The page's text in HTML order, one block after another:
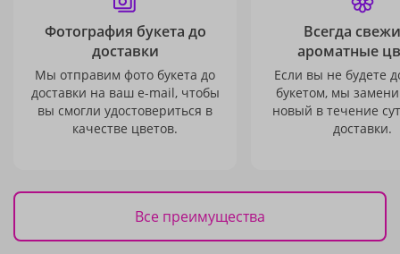
Фотография букета до
доставки
Мы отправим фото букета до
доставки на ваш e-mail, чтобы
вы смогли удостовериться в
качестве цветов.
Всегда
ароматные
Если вы не будете
букетом, мы
новый в течение
доставки.
Все преимущества